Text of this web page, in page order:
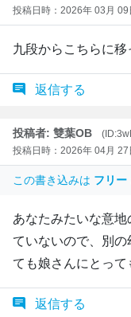
投稿日時：2026年 03月 09
九段からこちらに移
返信する
投稿者: 雙葉OB
投稿日時：2026年 04月 27
この書き込みは フリー
あなたみたいな意
ていないので、別
ても娘さんにとって
返信する